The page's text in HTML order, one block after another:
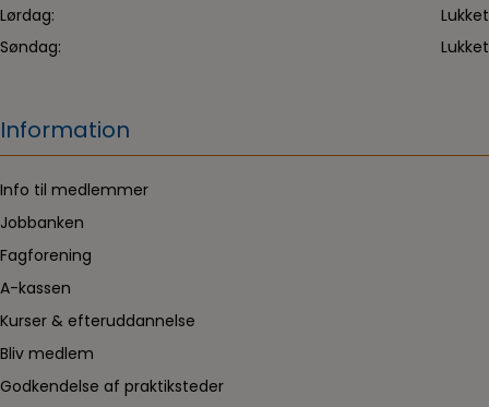
Lørdag:
Lukket
Søndag:
Lukket
Information
Info til medlemmer
Jobbanken
Fagforening
A-kassen
Kurser & efteruddannelse
Bliv medlem
Godkendelse af praktiksteder